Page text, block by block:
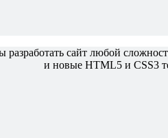
сайт любой
и новые HTML5 и CSS3